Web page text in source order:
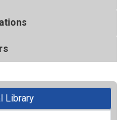
Library